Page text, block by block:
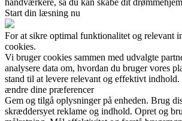
håndværkere, så du kan skabe dit
Start din læsning nu
For at sikre optimal funktionalitet og relevant
cookies.
Vi bruger cookies sammen med udvalgte
analysere data om, hvordan du bruger vores
stand til at levere relevant og effektivt
ændre dine præferencer
Gem og tilgå oplysninger på enheden. Brug
skræddersyet reklame og indhold. Opret og